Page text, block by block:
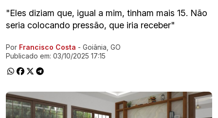
"Eles diziam que, igual a mim, tinham mais 15. Não
seria colocando pressão, que iria receber"
Ir direto pra matéria
Por Francisco Costa - Goiânia, GO
Publicado em: 03/10/2025 17:15